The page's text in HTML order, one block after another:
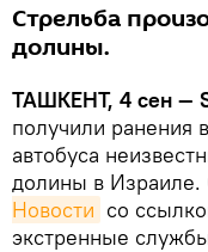
Стрельба
долины.
ТАШКЕНТ, 4 сен —
получили ранения
автобуса
долины в
Новости со
экстренные